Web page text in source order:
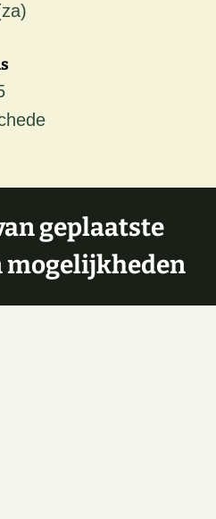
geplaatste
mogelijkheden